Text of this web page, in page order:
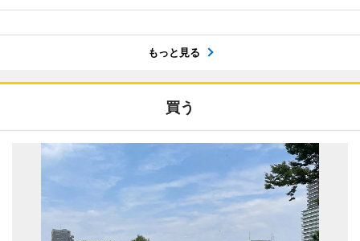
もっと見る
買う